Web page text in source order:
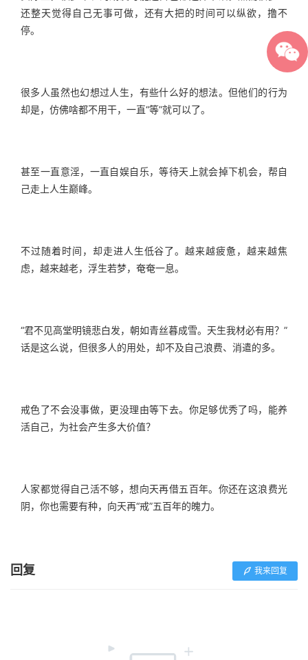
还整天觉得自己无事可做，还有大把的时间可以纵欲，撸不
停。
很多人虽然也幻想过人生，有些什么好的想法。但他们的行为
却是，仿佛啥都不用干，一直“等”就可以了。
甚至一直意淫，一直自娱自乐，等待天上就会掉下机会，帮自
己走上人生巅峰。
不过随着时间，却走进人生低谷了。越来越疲惫，越来越焦
虑，越来越老，浮生若梦，奄奄一息。
“君不见高堂明镜悲白发，朝如青丝暮成雪。天生我材必有用？”
话是这么说，但很多人的用处，却不及自己浪费、消遣的多。
戒色了不会没事做，更没理由等下去。你足够优秀了吗，能养
活自己，为社会产生多大价值？
人家都觉得自己活不够，想向天再借五百年。你还在这浪费光
阴，你也需要有种，向天再“戒”五百年的魄力。
回复 我来回复